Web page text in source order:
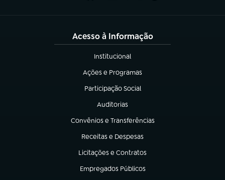
Acesso à Informação
Institucional
(abre em nova aba)
Ações e Programas
(abre em nova aba)
Participação Social
(abre em nova aba)
Auditorias
(abre em nova aba)
Convênios e Transferências
(abre em nova aba)
Receitas e Despesas
(abre em nova aba)
Licitações e Contratos
(abre em nova aba)
Empregados Públicos
(abre em nova aba)